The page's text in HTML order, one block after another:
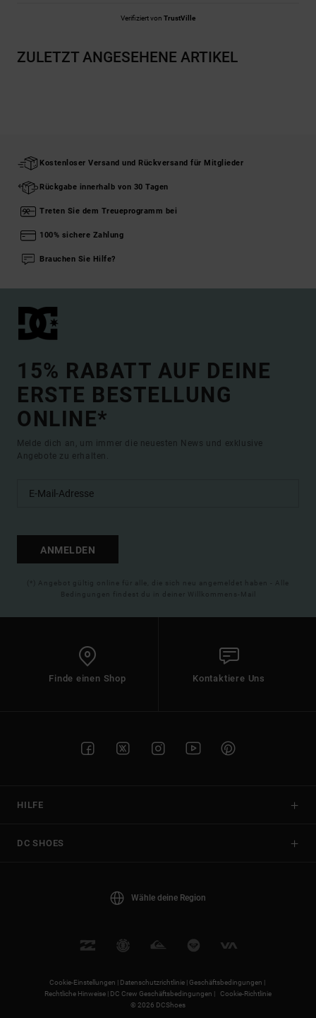
Verifiziert von TrustVille
ZULETZT ANGESEHENE ARTIKEL
Kostenloser Versand und Rückversand für Mitglieder
Rückgabe innerhalb von 30 Tagen
Treten Sie dem Treueprogramm bei
100% sichere Zahlung
Brauchen Sie Hilfe?
15% RABATT AUF DEINE
ERSTE BESTELLUNG
ONLINE*
Melde dich an, um immer die neuesten News und exklusive
Angebote zu erhalten.
ANMELDEN
(*) Angebot gültig online für alle, die sich neu angemeldet haben - Alle
Bedingungen findest du in deiner Willkommens-Mail
Finde einen Shop Kontaktiere Uns
HILFE
DC SHOES
Wähle deine Region
Cookie-Einstellungen | Datenschutzrichtlinie |Geschäftsbedingungen |
Rechtliche Hinweise | DC Crew Geschäftsbedingungen |
Cookie-Richtlinie
© 2026 DCShoes